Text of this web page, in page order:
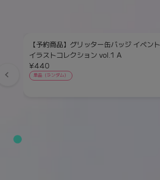
【予約商品】グリッター缶バッジ イベント
イラストコレクション vol.1 A
¥440
単品（ランダム）